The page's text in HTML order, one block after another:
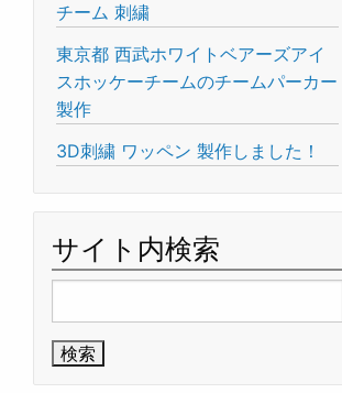
チーム 刺繍
東京都 西武ホワイトベアーズアイ
スホッケーチームのチームパーカー
製作
3D刺繍 ワッペン 製作しました！
サイト内検索
索: